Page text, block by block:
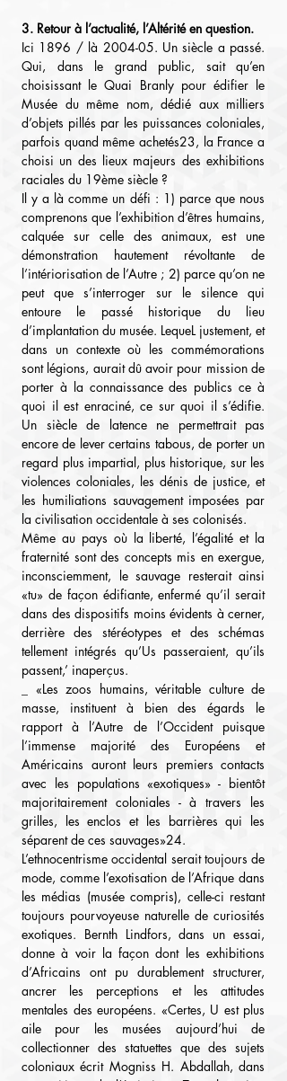
3. Retour à l’actualité, l’Altérité en question.
Ici 1896 / là 2004-05. Un siècle a passé.
Qui, dans le grand public, sait qu’en
choisissant le Quai Branly pour édifier le
Musée du même nom, dédié aux milliers
d’objets pillés par les puissances coloniales,
parfois quand même achetés23, la France a
choisi un des lieux majeurs des exhibitions
raciales du 19ème siècle ?
Il y a là comme un défi : 1) parce que nous
comprenons que l’exhibition d’êtres humains,
calquée sur celle des animaux, est une
démonstration hautement révoltante de
l’intériorisation de l’Autre ; 2) parce qu’on ne
peut que s’interroger sur le silence qui
entoure le passé historique du lieu
d’implantation du musée. LequeL justement, et
dans un contexte où les commémorations
sont légions, aurait dû avoir pour mission de
porter à la connaissance des publics ce à
quoi il est enraciné, ce sur quoi il s’édifie.
Un siècle de latence ne permettrait pas
encore de lever certains tabous, de porter un
regard plus impartial, plus historique, sur les
violences coloniales, les dénis de justice, et
les humiliations sauvagement imposées par
la civilisation occidentale à ses colonisés.
Même au pays où la liberté, l’égalité et la
fraternité sont des concepts mis en exergue,
inconsciemment, le sauvage resterait ainsi
«tu» de façon édifiante, enfermé qu’il serait
dans des dispositifs moins évidents à cerner,
derrière des stéréotypes et des schémas
tellement intégrés qu’Us passeraient, qu’ils
passent,’ inaperçus.
_ «Les zoos humains, véritable culture de
masse, instituent à bien des égards le
rapport à l’Autre de l’Occident puisque
l’immense majorité des Européens et
Américains auront leurs premiers contacts
avec les populations «exotiques» - bientôt
majoritairement coloniales - à travers les
grilles, les enclos et les barrières qui les
séparent de ces sauvages»24.
L’ethnocentrisme occidental serait toujours de
mode, comme l’exotisation de l’Afrique dans
les médias (musée compris), celle-ci restant
toujours pourvoyeuse naturelle de curiosités
exotiques. Bernth Lindfors, dans un essai,
donne à voir la façon dont les exhibitions
d’Africains ont pu durablement structurer,
ancrer les perceptions et les attitudes
mentales des européens. «Certes, U est plus
aile pour les musées aujourd’hui de
collectionner des statuettes que des sujets
coloniaux écrit Mogniss H. Abdallah, dans